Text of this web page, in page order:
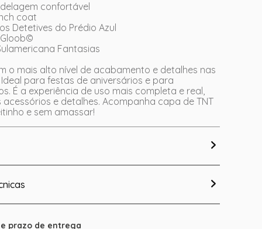
confortável
coat
Detetives do Prédio Azul
Fantasias
o mais alto nível de acabamento e detalhes nas
para festas de aniversários e para
É a experiência de uso mais completa e real,
e detalhes. Acompanha capa de TNT
e sem amassar!